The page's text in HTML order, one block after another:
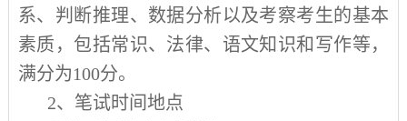
系、判断推理、数据分析以及考察考生的基本
素质，包括常识、法律、语文知识和写作等，
满分为100分。
2、笔试时间地点